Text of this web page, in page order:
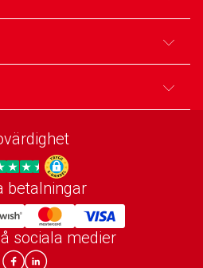
Trygg E-handel
betalningar
sociala medier
Lomax DK Facebook
Lomax SE LinkIn